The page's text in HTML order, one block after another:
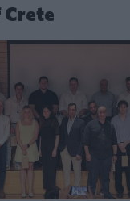
Crete